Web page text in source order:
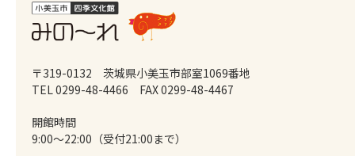
〒319-0132 茨城県小美玉市部室1069番地
TEL 0299-48-4466
FAX 0299-48-4467
開館時間
9:00～22:00（受付21:00まで）